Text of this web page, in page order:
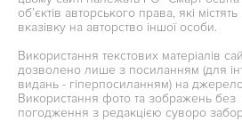
об’єктів авторського права, які
вказівку на авторство іншої особи.
Використання текстових матеріалів
дозволено лише з посиланням (для
видань - гіперпосиланням) на
Використання фото та зображень без
погодження з редакцією суворо